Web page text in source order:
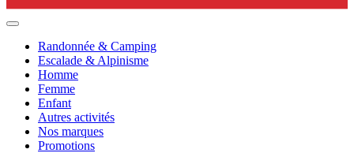
Randonnée & Camping
Escalade & Alpinisme
Homme
Femme
Enfant
Autres activités
Nos marques
Promotions